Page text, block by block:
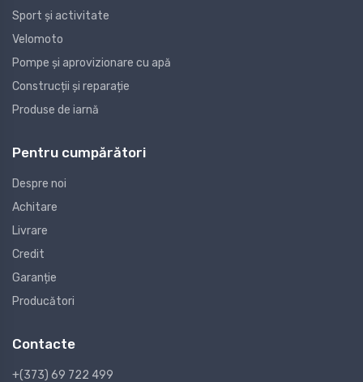
Sport și activitate
Velomoto
Pompe și aprovizionare cu apă
Construcții și reparație
Produse de iarnă
Pentru cumpărători
Despre noi
Achitare
Livrare
Credit
Garanție
Producători
Contacte
+(373) 69 722 499